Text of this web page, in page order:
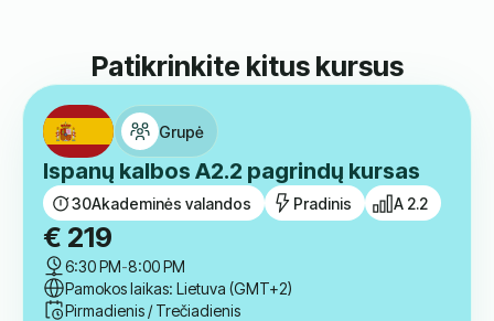
Patikrinkite kitus kursus